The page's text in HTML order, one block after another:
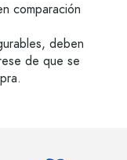
comparación
deben
de que se